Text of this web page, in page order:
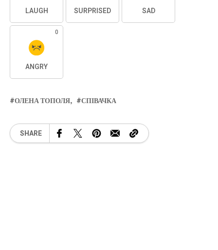
LAUGH SURPRISED SAD
0
ANGRY
ОЛЕНА ТОПОЛЯ СПІВАЧКА
SHARE